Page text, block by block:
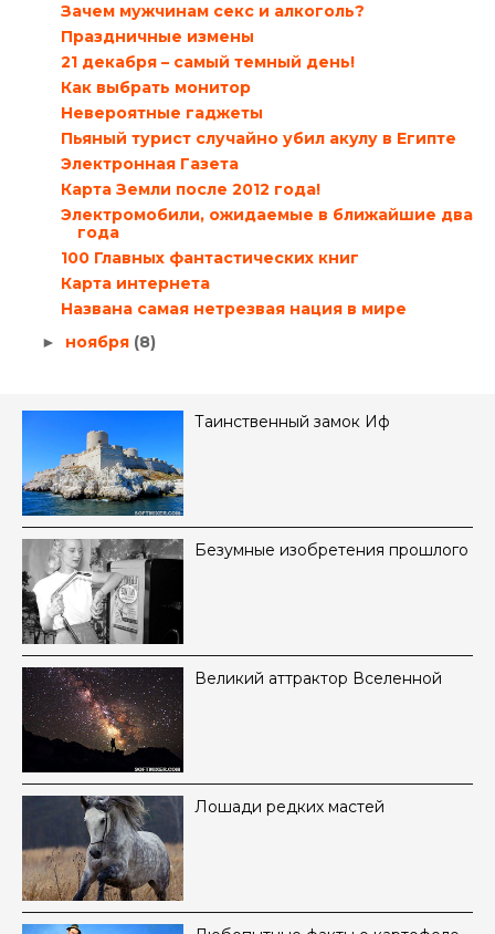
Зачем мужчинам секс и алкоголь?
Праздничные измены
21 декабря – самый темный день!
Как выбрать монитор
Невероятные гаджеты
Пьяный турист случайно убил акулу в Египте
Электронная Газета
Карта Земли после 2012 года!
Электромобили, ожидаемые в ближайшие два
года
100 Главных фантастических книг
Карта интернета
Названа самая нетрезвая нация в мире
► ноября (8)
Таинственный замок Иф
Безумные изобретения прошлого
Великий аттрактор Вселенной
Лошади редких мастей